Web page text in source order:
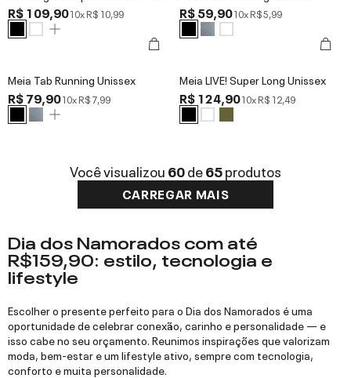
R$ 109,9010xR$ 10,99 R$ 59,9010xR$ 5,99
Meia Tab Running Unissex
R$ 79,9010xR$ 7,99
Meia LIVE! Super Long Unissex
R$ 124,9010xR$ 12,49
Você visualizou60de65produtos
CARREGAR MAIS
Dia dos Namorados com até
R$159,90: estilo, tecnologia e
lifestyle
Escolher o presente perfeito para o Dia dos Namorados é uma
oportunidade de celebrar conexão, carinho e personalidade — e
isso cabe no seu orçamento. Reunimos inspirações que valorizam
moda, bem-estar e um lifestyle ativo, sempre com tecnologia,
conforto e muita personalidade.